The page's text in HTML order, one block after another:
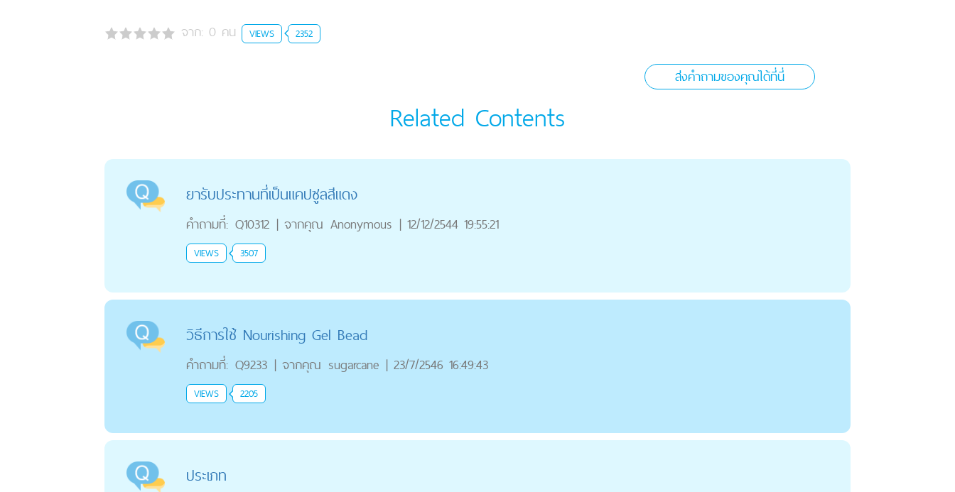
จาก: 0 คน VIEWS 2352
ส่งคำถามของคุณได้ที่นี่
Related Contents
ยารับประทานที่เป็นแคปซูลสีแดง
คำถามที่: Q10312 | จากคุณ Anonymous | 12/12/2544 19:55:21
VIEWS 3507
วิธีการใช้ Nourishing Gel Bead
คำถามที่: Q9233 | จากคุณ sugarcane | 23/7/2546 16:49:43
VIEWS 2205
ประเภท